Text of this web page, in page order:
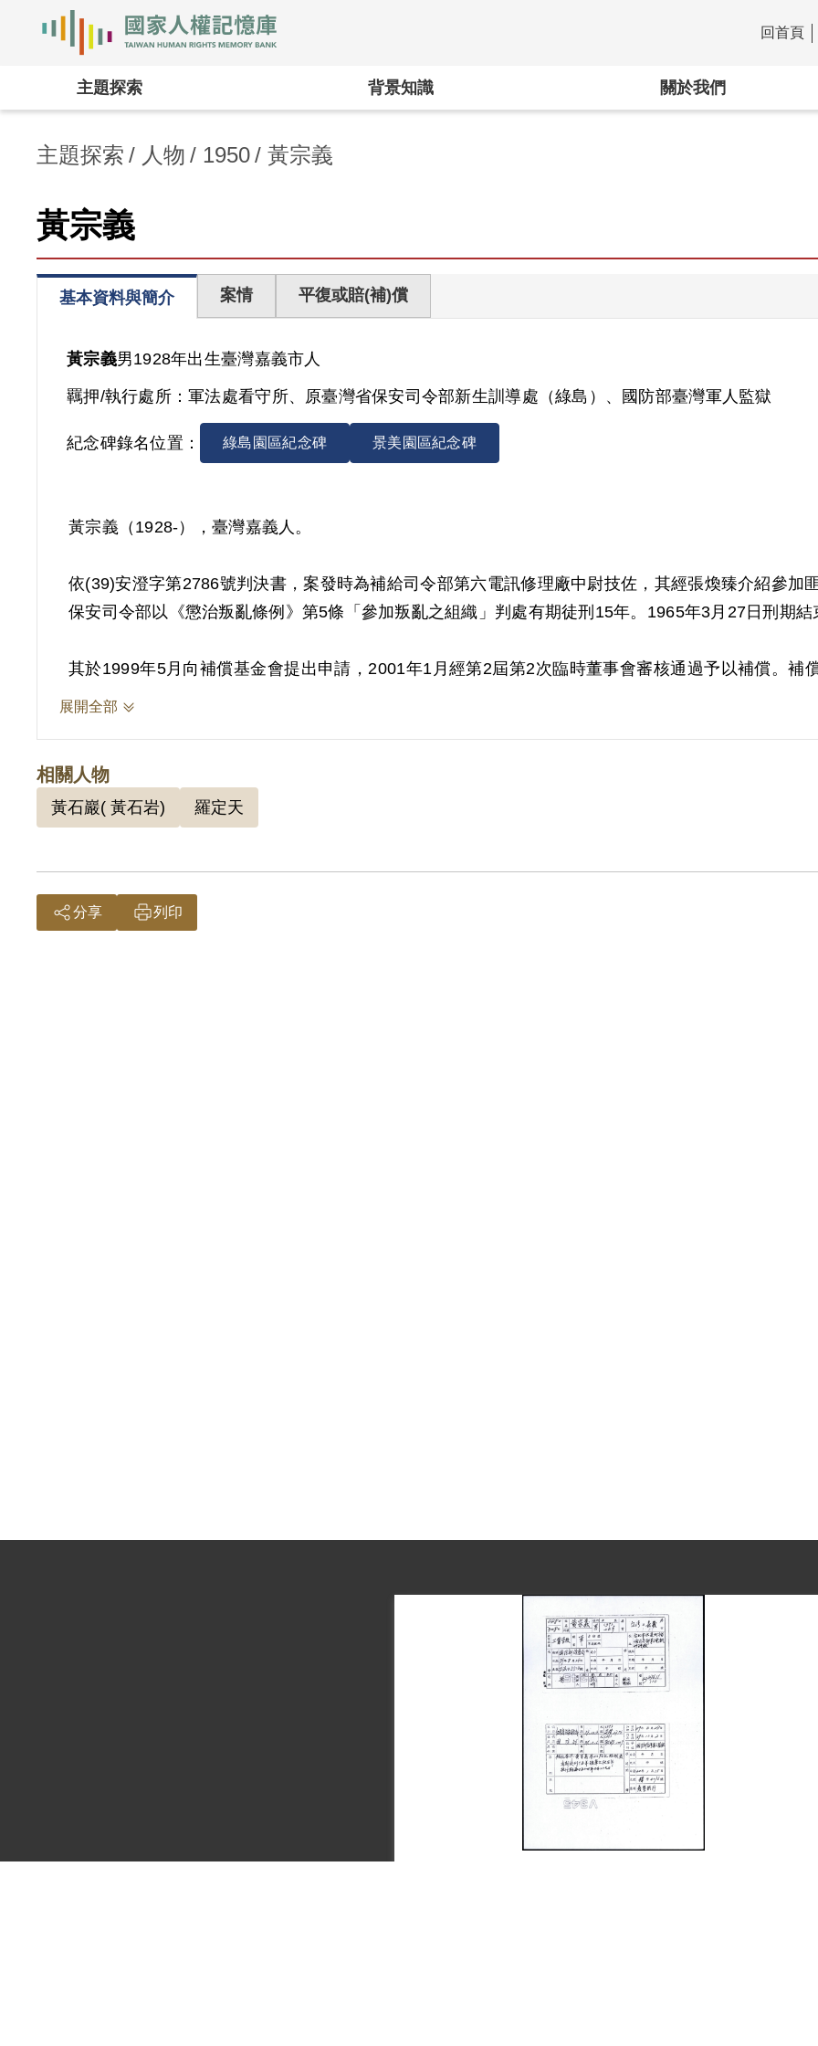
:::
回首頁
主題探索 背景知識 關於我們
主題探索 人物 1950 黃宗義
黃宗義
基本資料與簡介 案情 平復或賠(補)償
黃宗義男1928年出生臺灣嘉義市人
羈押/執行處所：軍法處看守所、原臺灣省保安司令部新生訓導處（綠島）、國防部臺灣軍人監獄
紀念碑錄名位置： 綠島園區紀念碑 景美園區紀念碑
黃宗義（1928-），臺灣嘉義人。
依(39)安澄字第2786號判決書，案發時為補給司令部第六電訊修理廠中尉技佐，其經張煥臻介紹參加
保安司令部以《懲治叛亂條例》第5條「參加叛亂之組織」判處有期徒刑15年。1965年3月27日刑期結
其於1999年5月向補償基金會提出申請，2001年1月經第2屆第2次臨時董事會審核通過予以補償。補
僅有其之自白為據，此外別無其他具體佐證，原判決之採證有違證據法則，故認本案非有實據。
展開全部
相關人物
黃石巖( 黃石岩) 羅定天
分享 列印